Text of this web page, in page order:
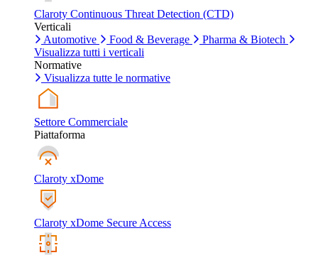
Claroty Continuous Threat Detection (CTD)
Verticali
Automotive
Food & Beverage
Pharma & Biotech
Visualizza tutti i verticali
Normative
Visualizza tutte le normative
Settore Commerciale
Piattaforma
Claroty xDome
Claroty xDome Secure Access